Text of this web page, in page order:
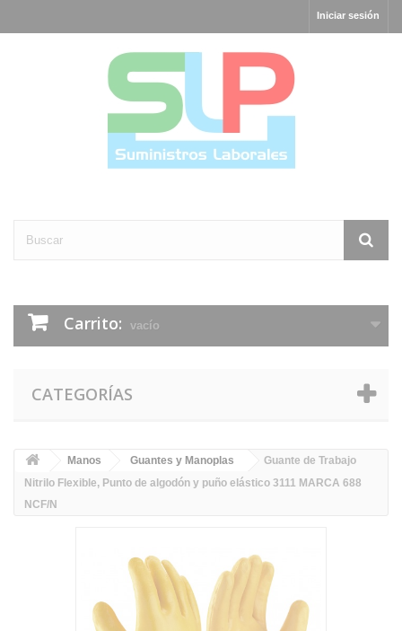
Iniciar sesión
Carrito: vacío
CATEGORÍAS
Manos Guantes y Manoplas
Guante de Trabajo
Nitrilo Flexible, Punto de algodón y puño elástico 3111 MARCA 688
NCF/N